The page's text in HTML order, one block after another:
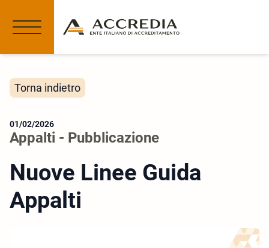
Torna indietro
01/02/2026
Appalti - Pubblicazione
Nuove Linee Guida
Appalti